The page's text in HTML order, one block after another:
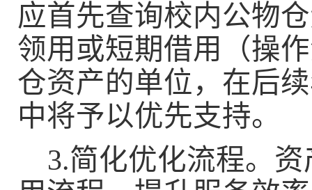
应首先查询校内公物
领用或短期借用（操
仓资产的单位，在后
中将予以优先支持。
3.简化优化流程。 资